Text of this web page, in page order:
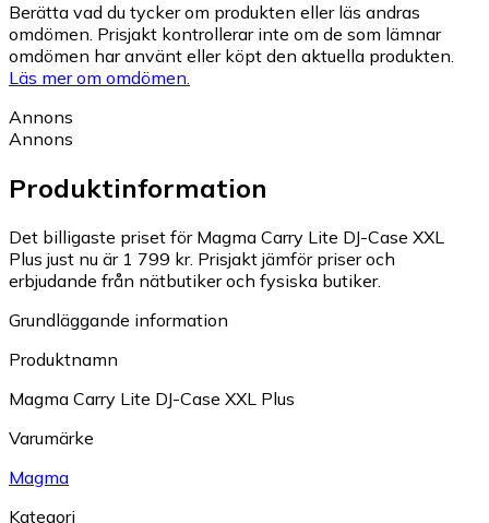
Berätta vad du tycker om produkten eller läs andras
omdömen. Prisjakt kontrollerar inte om de som lämnar
omdömen har använt eller köpt den aktuella produkten.
Läs mer om omdömen.
Annons
Annons
Produktinformation
Det billigaste priset för Magma Carry Lite DJ-Case XXL
Plus just nu är 1 799 kr. Prisjakt jämför priser och
erbjudande från nätbutiker och fysiska butiker.
Grundläggande information
Produktnamn
Magma Carry Lite DJ-Case XXL Plus
Varumärke
Magma
Kategori